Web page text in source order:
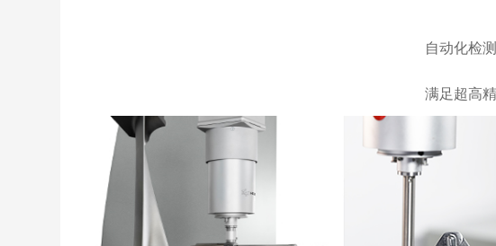
自动化检
满足超高